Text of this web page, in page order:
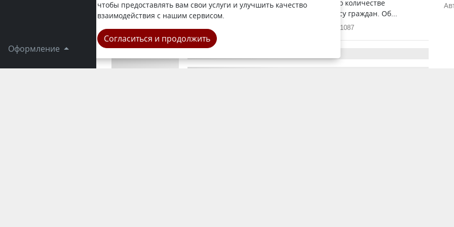
Оформление
собственникам жилищ получать сведения о количестве
зарегистрированных по конкретному адресу граждан. Об...
Республика 1087
чтобы предоставлять вам свои услуги и улучшить качество
взаимодействия с нашим сервисом.
Согласиться и продолжить